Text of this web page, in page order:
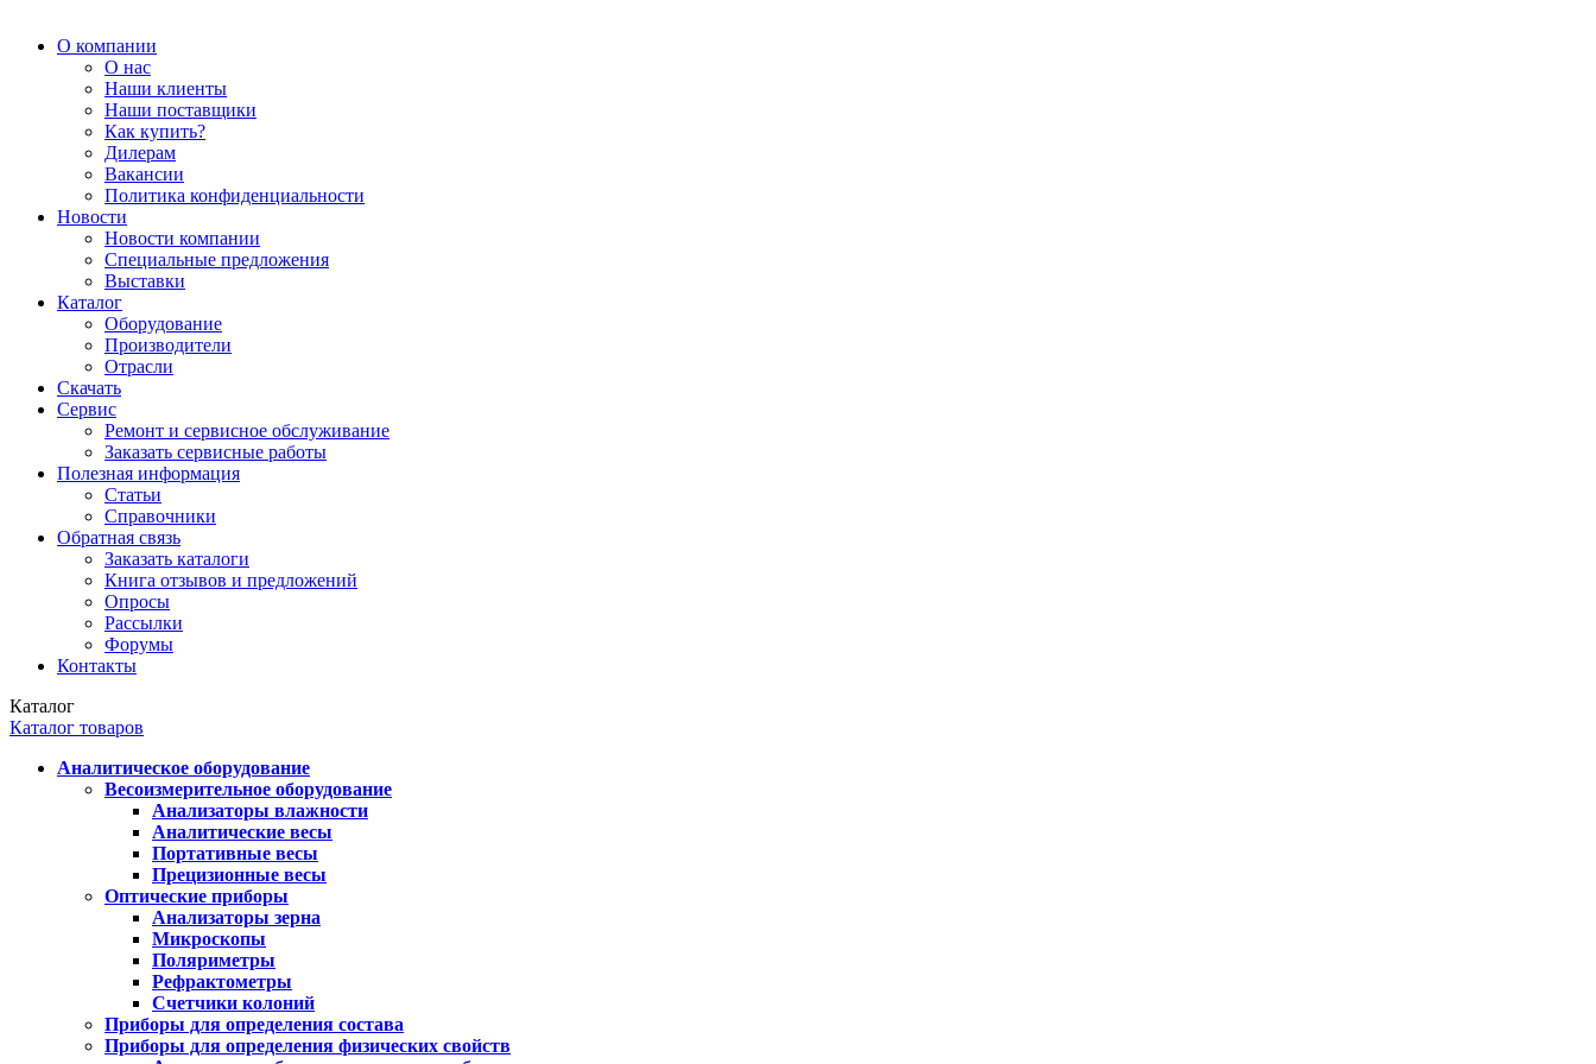
О компании
О нас
Наши клиенты
Наши поставщики
Как купить?
Дилерам
Вакансии
Политика конфиденциальности
Новости
Новости компании
Специальные предложения
Выставки
Каталог
Оборудование
Производители
Отрасли
Скачать
Сервис
Ремонт и сервисное обслуживание
Заказать сервисные работы
Полезная информация
Статьи
Справочники
Обратная связь
Заказать каталоги
Книга отзывов и предложений
Опросы
Рассылки
Форумы
Контакты
Каталог
Каталог товаров
Аналитическое оборудование
Весоизмерительное оборудование
Анализаторы влажности
Аналитические весы
Портативные весы
Прецизионные весы
Оптические приборы
Анализаторы зерна
Микроскопы
Поляриметры
Рефрактометры
Счетчики колоний
Приборы для определения состава
Приборы для определения физических свойств